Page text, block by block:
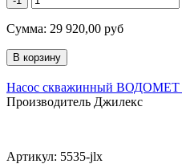
Сумма: 29 920,00 руб
Насос скважинный ВОДОМЕТ
Производитель Джилекс
Артикул: 5535-jlx